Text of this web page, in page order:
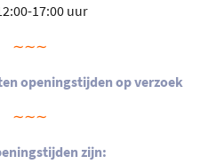
17:00 uur
∼∼∼
openingstijden op verzoek
∼∼∼
zijn: